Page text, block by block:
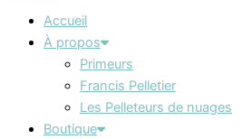
Accueil
À propos
Primeurs
Francis Pelletier
Les Pelleteurs de nuages
Boutique